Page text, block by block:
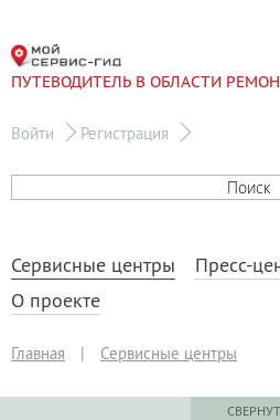
ПУТЕВОДИТЕЛЬ В ОБЛАСТИ
Войти Регистрация
Сервисные центры Пресс-
О проекте
Главная | Сервисные центры